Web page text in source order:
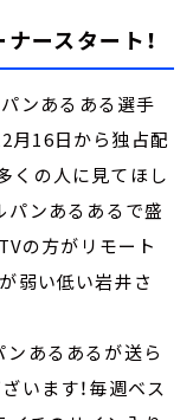
ースタート！
ンあるある選手
月16日から独占配
くの人に見てほし
パンあるあるで盛
の方がリモート
弱い低い岩井さ
あるあるが送ら
います！毎週ベス